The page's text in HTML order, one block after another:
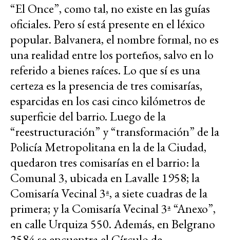
“El Once”, como tal, no existe en las guías
oficiales. Pero sí está presente en el léxico
popular. Balvanera, el nombre formal, no es
una realidad entre los porteños, salvo en lo
referido a bienes raíces. Lo que sí es una
certeza es la presencia de tres comisarías,
esparcidas en los casi cinco kilómetros de
superficie del barrio. Luego de la
“reestructuración” y “transformación” de la
Policía Metropolitana en la de la Ciudad,
quedaron tres comisarías en el barrio: la
Comunal 3, ubicada en Lavalle 1958; la
Comisaría Vecinal 3ª, a siete cuadras de la
primera; y la Comisaría Vecinal 3ª “Anexo”,
en calle Urquiza 550. Además, en Belgrano